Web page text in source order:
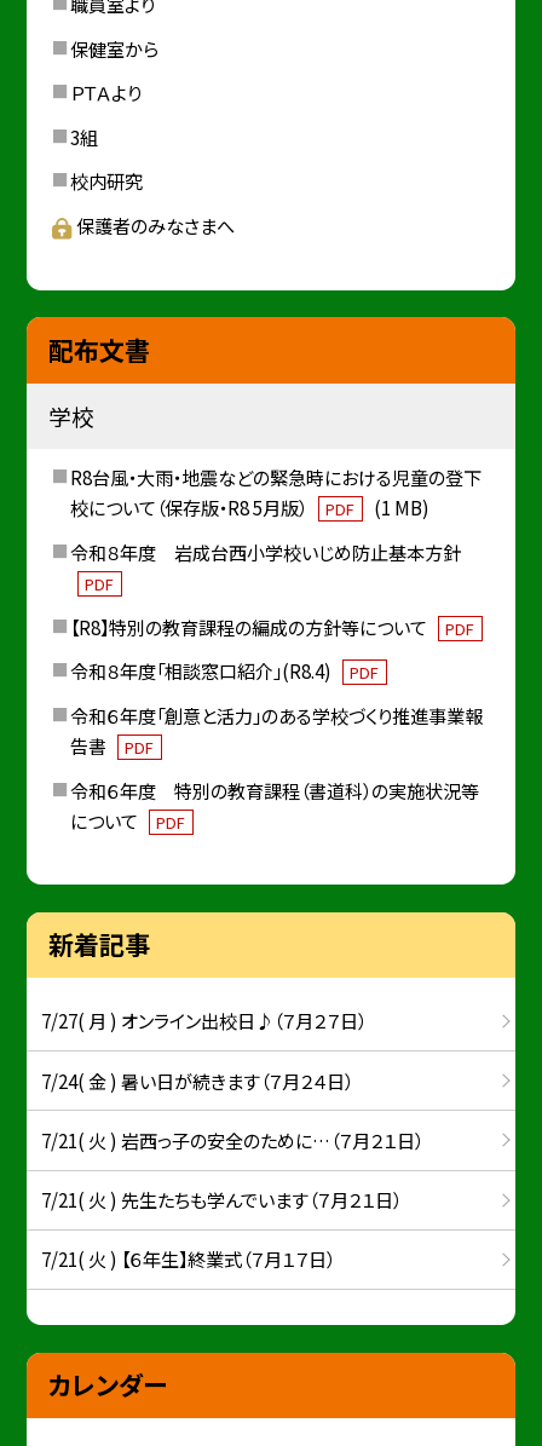
保健室から
ＰＴＡより
3組
校内研究
保護者のみなさまへ
配布文書
学校
R8台風・大雨・地震などの緊急時における児童の登下
校について（保存版・R8 5月版）
PDF
(1 MB)
令和８年度 岩成台西小学校いじめ防止基本方針
PDF
【R8】特別の教育課程の編成の方針等について PDF
令和８年度「相談窓口紹介」(R8.4) PDF
令和６年度「創意と活力」のある学校づくり推進事業報
告書
PDF
令和６年度 特別の教育課程（書道科）の実施状況等
について
PDF
新着記事
7/27( 月 ) オンライン出校日♪（７月２７日）
7/24( 金 ) 暑い日が続きます（７月２４日）
7/21( 火 ) 岩西っ子の安全のために…（７月２１日）
7/21( 火 ) 先生たちも学んでいます（７月２１日）
7/21( 火 ) 【６年生】終業式（７月１７日）
カレンダー